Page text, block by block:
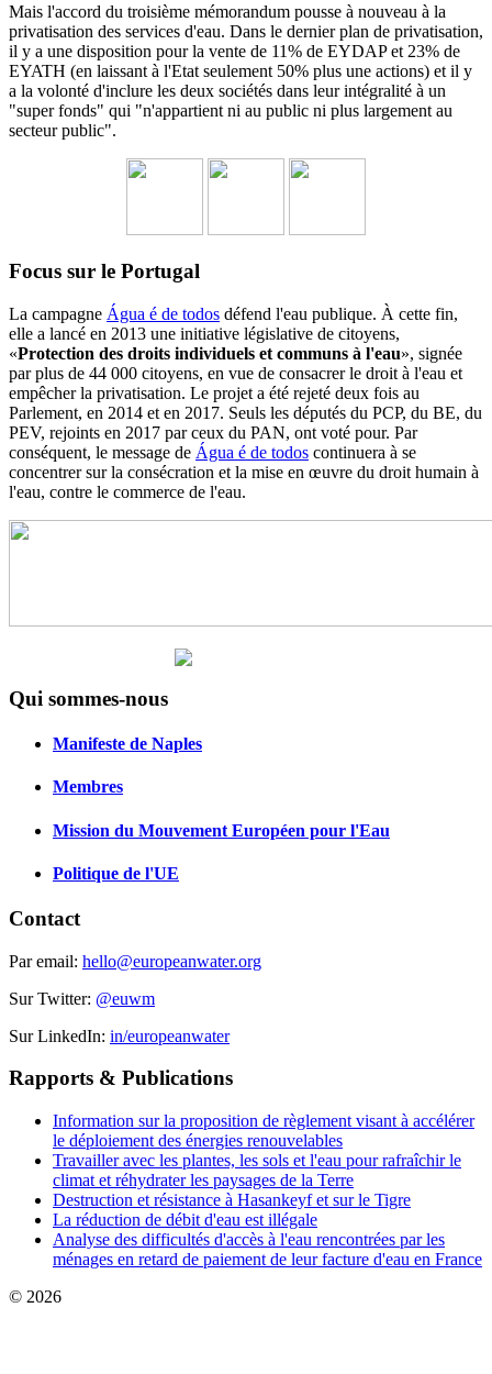
Mais l'accord du troisième mémorandum pousse à nouveau à la
privatisation des services d'eau. Dans le dernier plan de privatisation,
il y a une disposition pour la vente de 11% de EYDAP et 23% de
EYATH (en laissant à l'Etat seulement 50% plus une actions) et il y
a la volonté d'inclure les deux sociétés dans leur intégralité à un
"super fonds" qui "n'appartient ni au public ni plus largement au
secteur public".
Focus sur le Portugal
La campagne Água é de todos défend l'eau publique. À cette fin,
elle a lancé en 2013 une initiative législative de citoyens,
«Protection des droits individuels et communs à l'eau», signée
par plus de 44 000 citoyens, en vue de consacrer le droit à l'eau et
empêcher la privatisation. Le projet a été rejeté deux fois au
Parlement, en 2014 et en 2017. Seuls les députés du PCP, du BE, du
PEV, rejoints en 2017 par ceux du PAN, ont voté pour. Par
conséquent, le message de Água é de todos continuera à se
concentrer sur la consécration et la mise en œuvre du droit humain à
l'eau, contre le commerce de l'eau.
Qui sommes-nous
Manifeste de Naples
Membres
Mission du Mouvement Européen pour l'Eau
Politique de l'UE
Contact
Par email: hello@europeanwater.org
Sur Twitter: @euwm
Sur LinkedIn: in/europeanwater
Rapports & Publications
Information sur la proposition de règlement visant à accélérer
le déploiement des énergies renouvelables
Travailler avec les plantes, les sols et l'eau pour rafraîchir le
climat et réhydrater les paysages de la Terre
Destruction et résistance à Hasankeyf et sur le Tigre
La réduction de débit d'eau est illégale
Analyse des difficultés d'accès à l'eau rencontrées par les
ménages en retard de paiement de leur facture d'eau en France
© 2026